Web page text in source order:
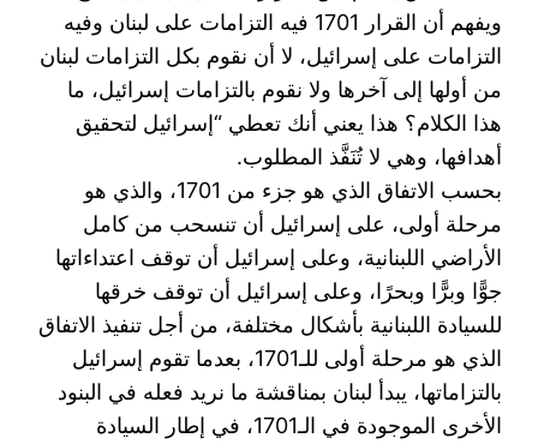
ويفهم أن القرار 1701 فيه التزامات على لبنان وفيه
التزامات على ‏إسرائيل، لا أن نقوم بكل التزامات لبنان
من أولها إلى آخرها ولا نقوم بالتزامات إسرائيل، ما
هذا الكلام؟ هذا ‏يعني أنك تعطي “إسرائيل لتحقيق
أهدافها، وهي لا تُنَفَّذ المطلوب. ‏
بحسب الاتفاق الذي هو جزء من ‏1701‏، والذي هو
مرحلة أولى، على إسرائيل أن تنسحب من كامل
‏الأراضي اللبنانية، وعلى إسرائيل أن توقف اعتداءاتها
جوًّا وبرًّا وبحرًا، وعلى إسرائيل أن توقف خرقها
‏للسيادة اللبنانية بأشكال مختلفة، من أجل تنفيذ الاتفاق
الذي هو مرحلة أولى للـ1701‏، بعدما تقوم إسرائيل
‏بالتزاماتها، يبدأ لبنان بمناقشة ما نريد فعله في البنود
الأخرى الموجودة في الـ1701‏، في إطار السيادة